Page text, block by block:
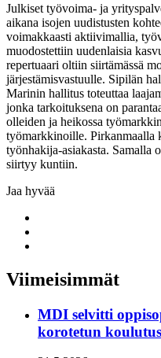
Julkiset työvoima- ja
aikana isojen uudistusten
voimakkaasti aktiivimallia,
muodostettiin uudenlaisia
repertuaari oltiin siirtämässä
järjestämisvastuulle. Sipilän
Marinin hallitus toteuttaa
jonka tarkoituksena on
olleiden ja heikossa
työmarkkinoille.
työnhakija-asiakasta. Samalla
siirtyy kuntiin.
Jaa hyvää
twitter
Viimeisimmät
MDI selvitti
korotetun